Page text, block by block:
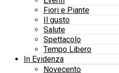
Fiori e Piante
Il gusto
Salute
Spettacolo
Tempo Libero
In Evidenza
Novecento